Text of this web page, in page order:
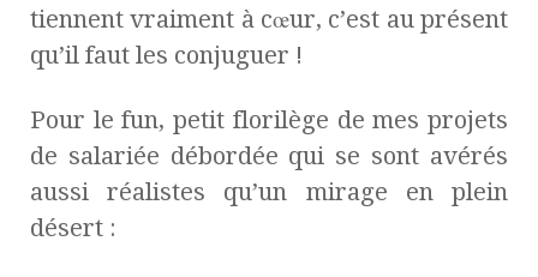
tiennent vraiment à cœur, c’est au présent
qu’il faut les conjuguer !
Pour le fun, petit florilège de mes projets
de salariée débordée qui se sont avérés
aussi réalistes qu’un mirage en plein
désert :